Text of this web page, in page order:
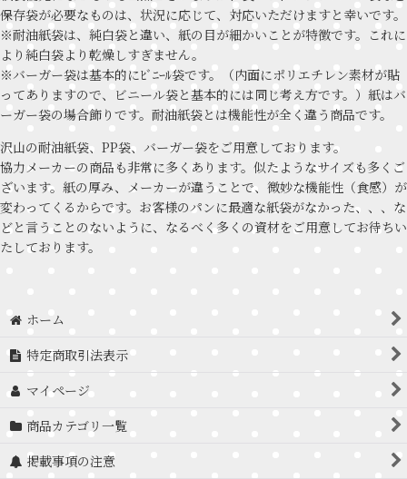
保存袋が必要なものは、状況に応じて、対応いただけますと幸いです。
※耐油紙袋は、純白袋と違い、紙の目が細かいことが特徴です。これに
より純白袋より乾燥しすぎません。
※バーガー袋は基本的にﾋﾞﾆｰﾙ袋です。（内面にポリエチレン素材が貼
ってありますので、ビニール袋と基本的には同じ考え方です。）紙はバ
ーガー袋の場合飾りです。耐油紙袋とは機能性が全く違う商品です。
沢山の耐油紙袋、PP袋、バーガー袋をご用意しております。
協力メーカーの商品も非常に多くあります。似たようなサイズも多くご
ざいます。紙の厚み、メーカーが違うことで、微妙な機能性（食感）が
変わってくるからです。お客様のパンに最適な紙袋がなかった、、、な
どと言うことのないように、なるべく多くの資材をご用意してお待ちい
たしております。
ホーム
特定商取引法表示
マイページ
商品カテゴリ一覧
掲載事項の注意